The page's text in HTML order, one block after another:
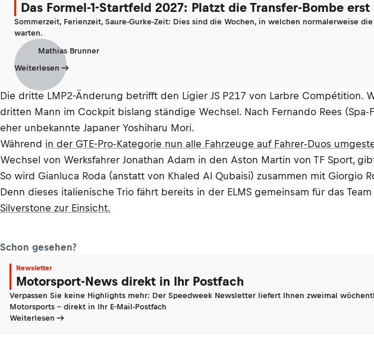
Das Formel-1-Startfeld 2027: Platzt die Transfer-Bombe erst
Sommerzeit, Ferienzeit, Saure-Gurke-Zeit: Dies sind die Wochen, in welchen normalerweise
warten.
Mathias Brunner
Weiterlesen
Die dritte LMP2-Änderung betrifft den Ligier JS P217 von Larbre Compétition.
dritten Mann im Cockpit bislang ständige Wechsel. Nach Fernando Rees
eher unbekannte Japaner Yoshiharu Mori.
Während in der GTE-Pro-Kategorie nun alle Fahrzeuge auf Fahrer-Duos
Wechsel von Werksfahrer Jonathan Adam in den Aston Martin von TF Sport,
So wird Gianluca Roda (anstatt von Khaled Al Qubaisi) zusammen mit
Denn dieses italienische Trio fährt bereits in der ELMS gemeinsam für das
Silverstone zur Einsicht.
Schon gesehen?
Newsletter
Motorsport-News direkt in Ihr Postfach
Verpassen Sie keine Highlights mehr: Der Speedweek Newsletter liefert Ihnen zweimal
Motorsports - direkt in Ihr E-Mail-Postfach
Weiterlesen